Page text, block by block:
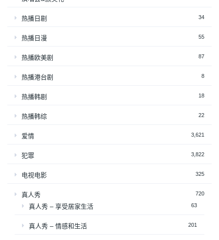
热播日剧 34
热播日漫 55
热播欧美剧 87
热播港台剧 8
热播韩剧 18
热播韩综 22
爱情 3,621
犯罪 3,822
电视电影 325
真人秀 720
真人秀 – 享受居家生活 63
真人秀 – 情感和生活 201